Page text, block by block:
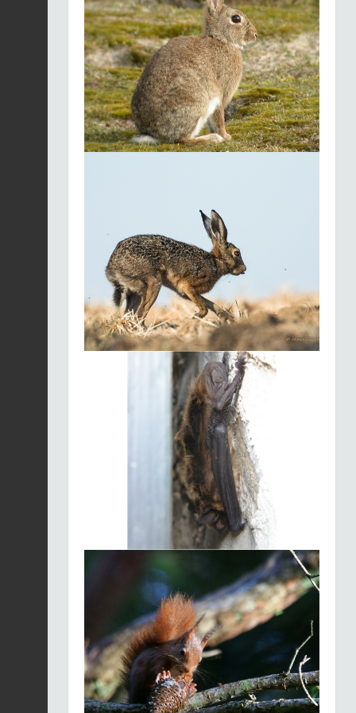
Fiche espèce
Écureuil roux | Sciurus
vulgaris
2026-07-29 00:00:00
Fiche espèce
Blaireau européen |
Meles meles
2026-07-29 00:00:00
2026-07-29 00:00:00
Fiche espèce
Écureuil roux | Sciurus
vulgaris
2026-07-29 00:00:00
Fiche espèce
Ragondin | Myocastor
coypus
2026-07-29 00:00:00
Grand rhinolophe |
Rhinolophus
ferrumequinum
2026-07-29 00:00:00
Fiche espèce
Rattus norvegicus
2026-07-29 00:00:00
Fiche espèce
Muscardin |
avellanarius
2026-07-28 00:00:00
Fiche espèce
Hérisson d'Europe |
Erinaceus europaeus
2026-07-28 00:00:00
Musaraigne